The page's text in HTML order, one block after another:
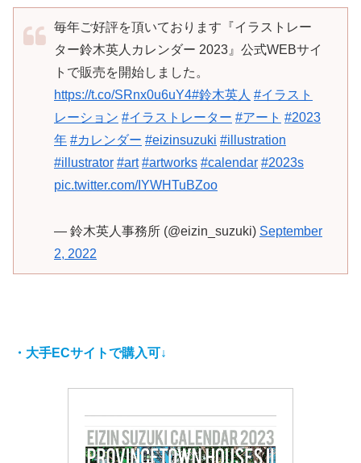
毎年ご好評を頂いております『イラストレー
ター鈴木英人カレンダー 2023』公式WEBサイ
トで販売を開始しました。
https://t.co/SRnx0u6uY4#鈴木英人 #イラスト
レーション #イラストレーター #アート #2023
年 #カレンダー #eizinsuzuki #illustration
#illustrator #art #artworks #calendar #2023s
pic.twitter.com/IYWHTuBZoo
— 鈴木英人事務所 (@eizin_suzuki) September
2, 2022
・大手ECサイトで購入可↓